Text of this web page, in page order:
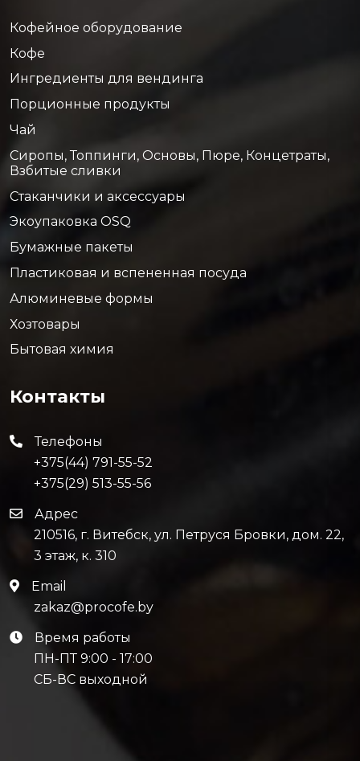
Кофейное оборудование
Кофе
Ингредиенты для вендинга
Порционные продукты
Чай
Сиропы, Топпинги, Основы, Пюре, Концетраты,
Взбитые сливки
Стаканчики и аксессуары
Экоупаковка OSQ
Бумажные пакеты
Пластиковая и вспененная посуда
Алюминевые формы
Хозтовары
Бытовая химия
Контакты
Телефоны
+375(44) 791-55-52
+375(29) 513-55-56
Адрес
210516, г. Витебск, ул. Петруся Бровки, дом. 22,
3 этаж, к. 310
Email
zakaz@procofe.by
Время работы
ПН-ПТ 9:00 - 17:00
СБ-ВС выходной